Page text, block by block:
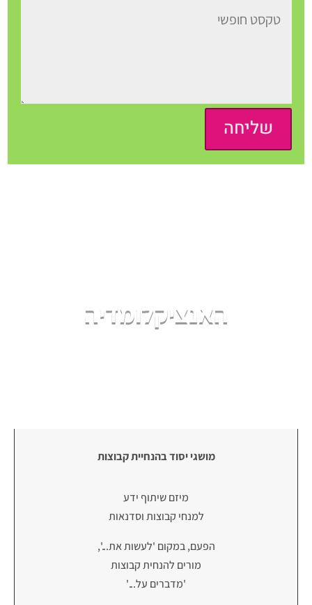
שליחה
האנציקלומדיה
מושגי יסוד בהנחיית קבוצות
מיזם שיתוף ידע
למנחי קבוצות וסדנאות
הפעם, במקום 'לעשות את...',
מורים להנחית קבוצות
'מדברים על...'